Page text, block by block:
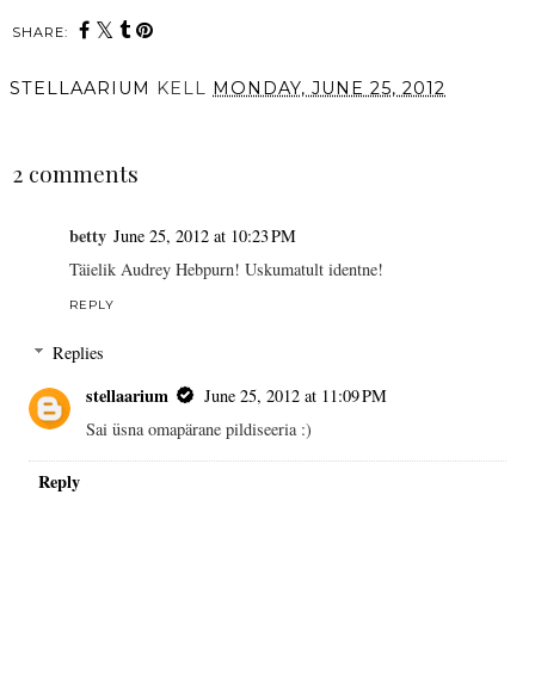
SHARE:
STELLAARIUM KELL MONDAY, JUNE 25, 2012
2 comments
betty June 25, 2012 at 10:23 PM
Täielik Audrey Hebpurn! Uskumatult identne!
REPLY
Replies
stellaarium
June 25, 2012 at 11:09 PM
Sai üsna omapärane pildiseeria :)
Reply